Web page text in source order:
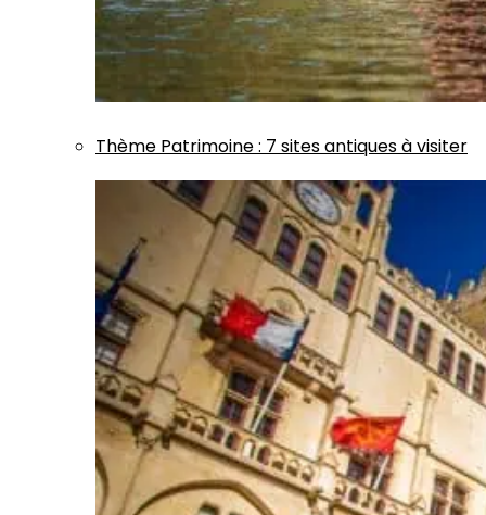
Thème Patrimoine: 7 sites antiques à visiter